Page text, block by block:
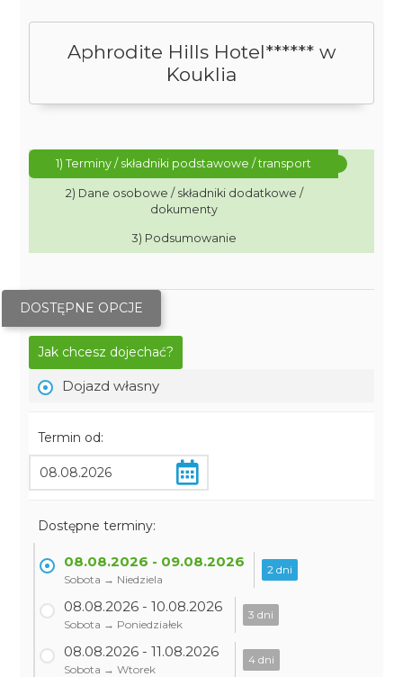
Aphrodite Hills Hotel****** w
Kouklia
1) Terminy / składniki podstawowe / transport
2) Dane osobowe / składniki dodatkowe /
dokumenty
3) Podsumowanie
DOSTĘPNE OPCJE
Jak chcesz dojechać?
Dojazd własny
Termin od:
Dostępne terminy:
08.08.2026 - 09.08.2026
Sobota → Niedziela
2 dni
08.08.2026 - 10.08.2026
Sobota → Poniedziałek
3 dni
08.08.2026 - 11.08.2026
Sobota → Wtorek
4 dni